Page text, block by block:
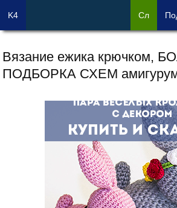
Вязание ежика крючком,
ПОДБОРКА СХЕМ
K4 Сл